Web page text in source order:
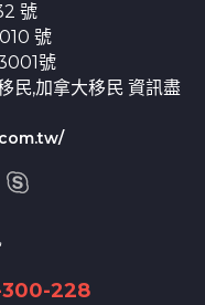
號
號
號
民,加拿大移民 資訊盡
228